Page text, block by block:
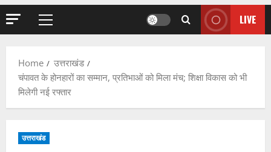
Primary
LIVE
Home
उत्तराखंड
चंपावत के होनहारों का सम्मान, प्रतिभाओं को मिला मंच; शिक्षा विकास को भी
मिलेगी नई रफ्तार
उत्तराखंड